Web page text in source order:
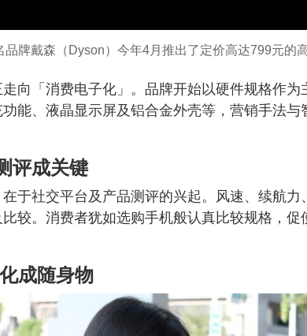
品牌戴森（Dyson）今年4月推出了定价高达799元的
向「消费电子化」。品牌开始以硬件规格作
能、液晶显示屏及铝合金外壳等，营销手法
评成关键
于社交平台及产品测评的兴起。风速、续航
较。消费者犹如选购手机般认真比较规格，
成随身物